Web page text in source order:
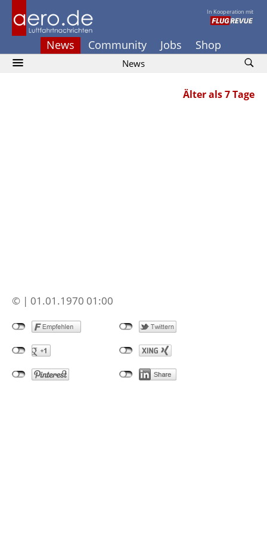
In Kooperation mit
News Community Jobs Shop
News
Älter als 7 Tage
© | 01.01.1970 01:00